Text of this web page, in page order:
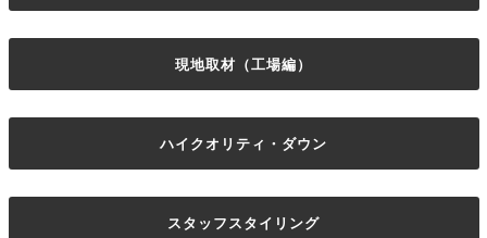
現地取材（工場編）
ハイクオリティ・ダウン
スタッフスタイリング